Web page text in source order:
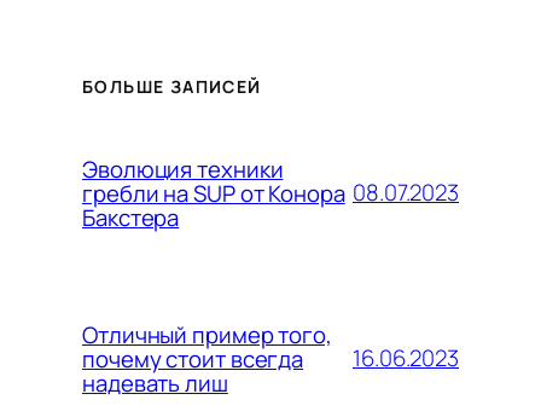
БОЛЬШЕ ЗАПИСЕЙ
Эволюция техники
гребли на SUP от Конора
Бакстера
08.07.2023
Отличный пример того,
почему стоит всегда
надевать лиш
16.06.2023